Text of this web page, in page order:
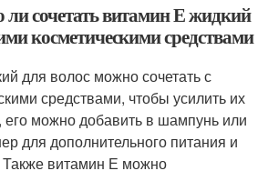
сочетать витамин Е жидкий
косметическими средствами
для волос можно сочетать с
средствами, чтобы усилить их
можно добавить в шампунь или
для дополнительного питания и
витамин Е можно